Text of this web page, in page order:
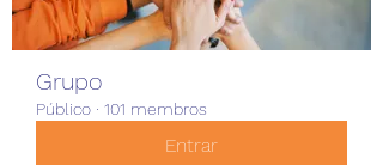
Grupo
Público · 101 membros
Entrar